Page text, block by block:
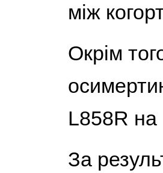
між
Окрім
L858R на
За